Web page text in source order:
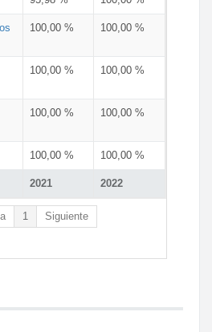
2021 2022
100,00 % 100,00 %
100,00 % 100,00 %
100,00 % 100,00 %
100,00 % 100,00 %
1 Siguiente